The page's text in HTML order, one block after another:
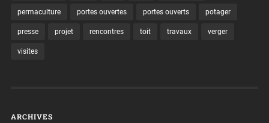
permaculture portes ouvertes portes ouverts potager
presse projet rencontres toit travaux verger
visites
ARCHIVES